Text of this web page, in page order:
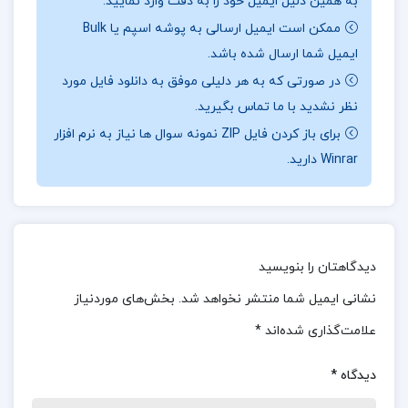
در آثار خود، برنیز به‌طور عمیق و موشکافانه به تحلیل
فرآیند دستکاری هوشمندانه افکار و رفتار توده‌ها
می‌پردازد.او نشان می‌دهد که چگونه در جوامع
دموکراتیک،سازمان‌دهی و شکل‌دهی به ذهنیت عمومی
می‌تواند به ابزاری قدرتمند برای کنترل و هدایت جامعه
تبدیل شود. از دیدگاه برنیز،این فرآیند نه تنها ابزاری کارآمد
برای هدایت افکار عمومی است،بلکه نقشی کلیدی در
شکل‌گیری ساختاری پنهان از قدرت دارد که در پشت
علی پور:
از سوی کاربران دریافت کرده است.بسیاری از خوانندگان
ممکن است ایمیل ارسالی به پوشه اسپم یا Bulk
ایمیل شما ارسال شده باشد.
در صورتی که به هر دلیلی موفق به دانلود فایل مورد
نظر نشدید با ما تماس بگیرید.
برای باز کردن فایل ZIP نمونه سوال ها نیاز به نرم افزار
Winrar دارید.
دیدگاهتان را بنویسید
نشانی ایمیل شما منتشر نخواهد شد. بخش‌های موردنیاز
علامت‌گذاری شده‌اند *
دیدگاه *